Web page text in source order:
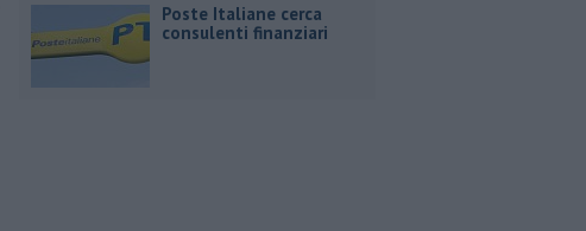
Poste Italiane cerca
consulenti finanziari